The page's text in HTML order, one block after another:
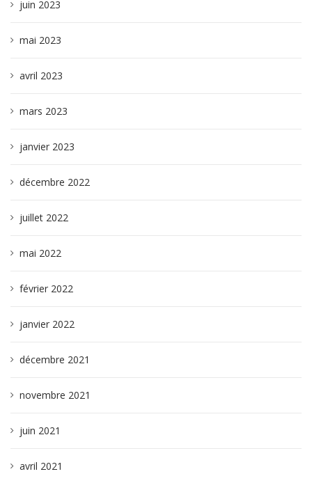
juin 2023
mai 2023
avril 2023
mars 2023
janvier 2023
décembre 2022
juillet 2022
mai 2022
février 2022
janvier 2022
décembre 2021
novembre 2021
juin 2021
avril 2021